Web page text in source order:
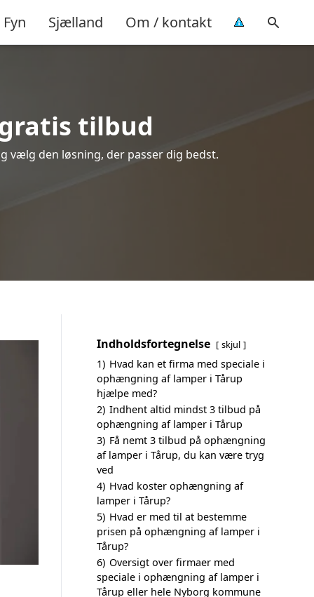
Fyn Sjælland Om / kontakt
tilbud
vælg den løsning, der passer dig bedst.
Indholdsfortegnelse skjul
1) Hvad kan et firma med speciale i
ophængning af lamper i Tårup
hjælpe med?
2) Indhent altid mindst 3 tilbud på
ophængning af lamper i Tårup
3) Få nemt 3 tilbud på ophængning
af lamper i Tårup, du kan være tryg
ved
4) Hvad koster ophængning af
lamper i Tårup?
5) Hvad er med til at bestemme
prisen på ophængning af lamper i
Tårup?
6) Oversigt over firmaer med
speciale i ophængning af lamper i
Tårup eller hele Nyborg kommune